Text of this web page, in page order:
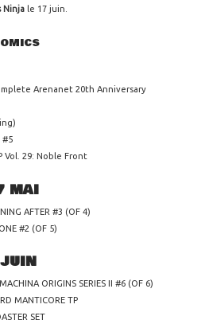
Ninja le 17 juin.
Arenanet 20th Anniversary
#5
Vol. 29: Noble Front
MAI
AFTER #3 (OF 4)
#2 (OF 5)
ORIGINS SERIES II #6 (OF 6)
MANTICORE TP
SET